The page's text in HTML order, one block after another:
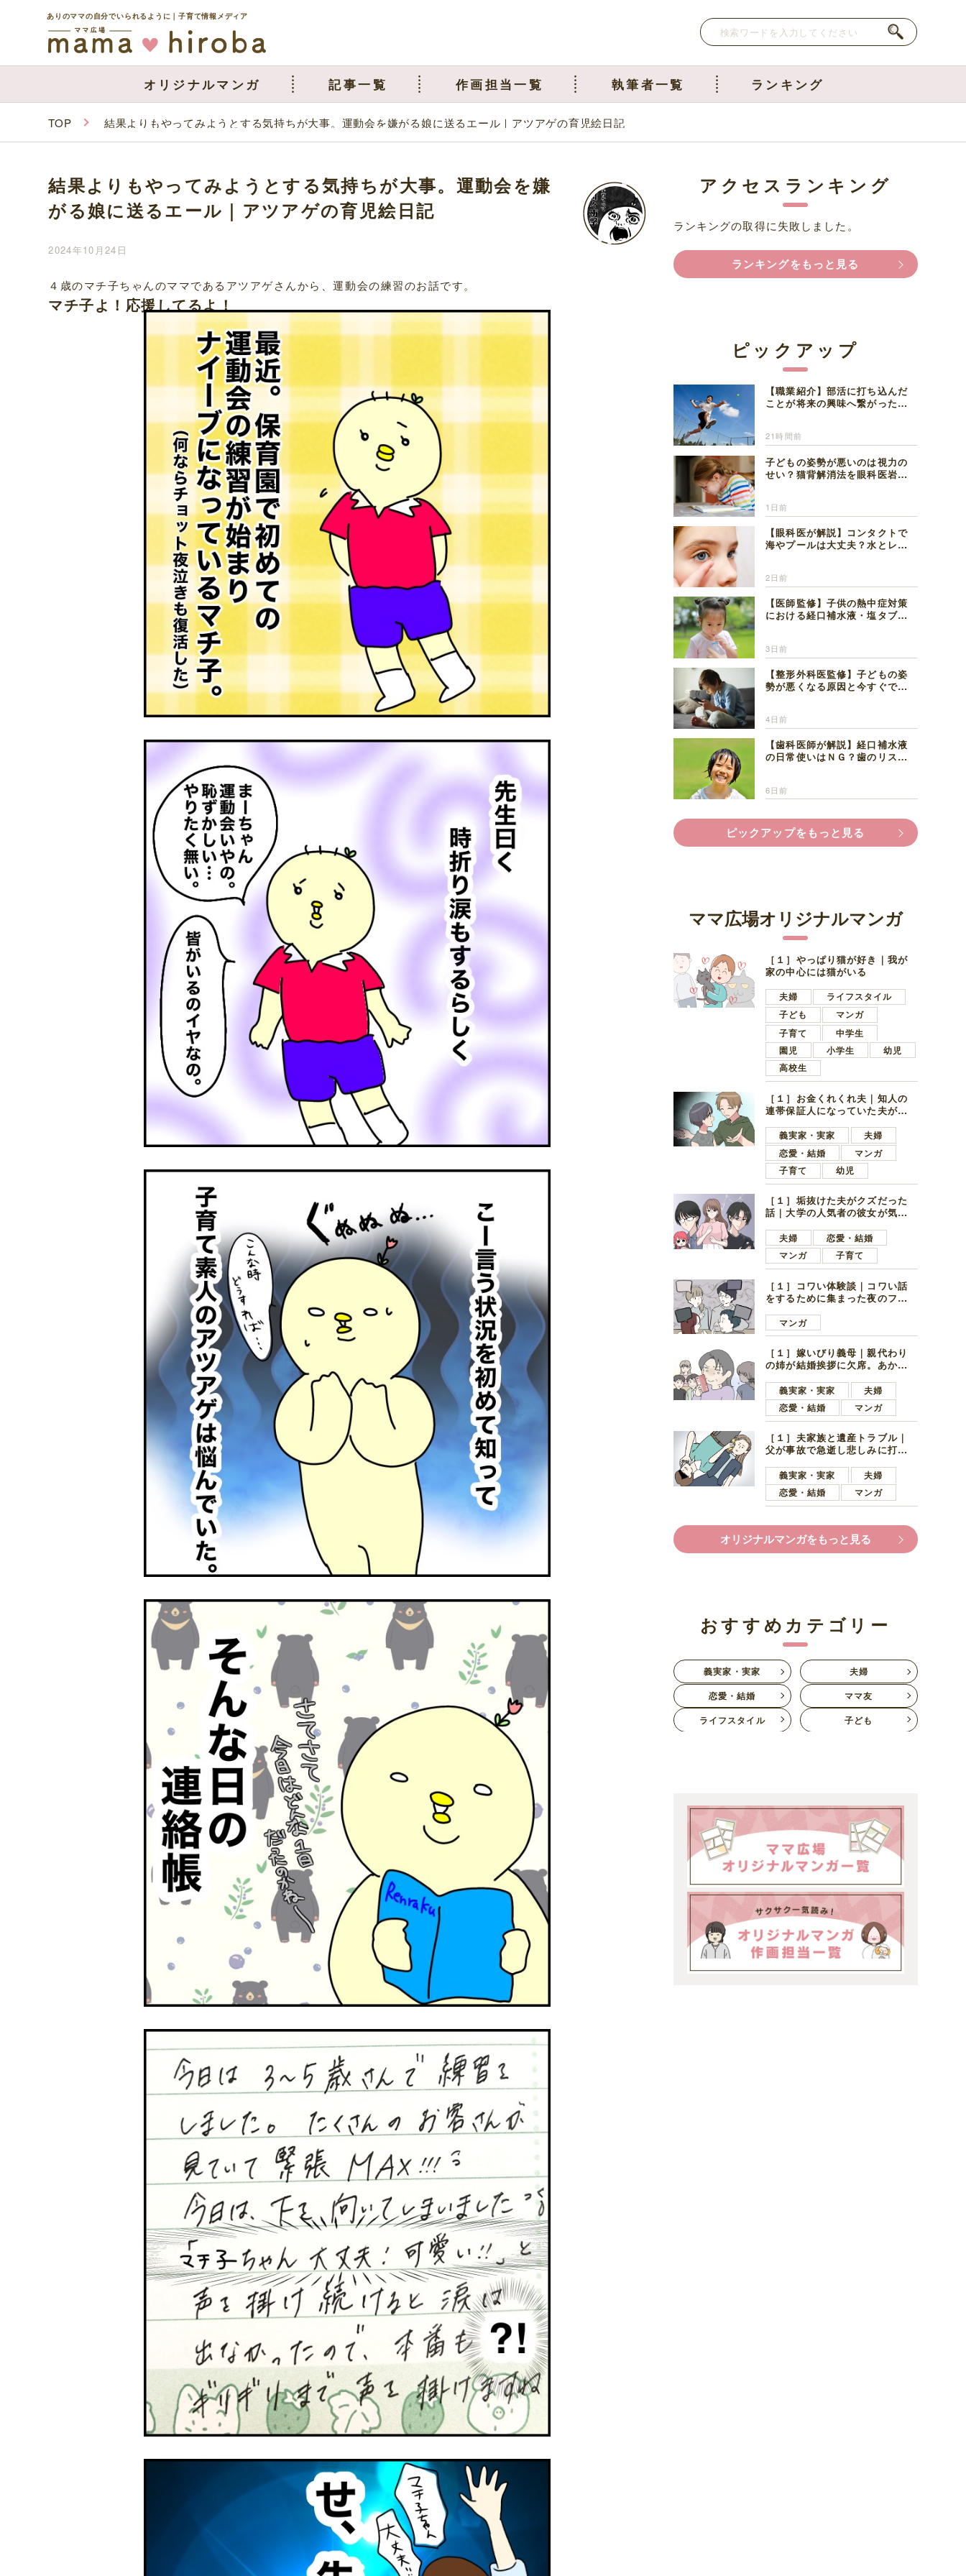
ありのママの自分でいられるように｜子育て情報メディア
オリジナルマンガ 記事一覧 作画担当一覧 執筆者一覧 ランキング
TOP 結果よりもやってみようとする気持ちが大事。運動会を嫌がる娘に送るエール｜アツアゲの育児絵日記
結果よりもやってみようとする気持ちが大事。運動会を嫌
がる娘に送るエール｜アツアゲの育児絵日記
2024年10月24日
４歳のマチ子ちゃんのママであるアツアゲさんから、運動会の練習のお話です。
マチ子よ！応援してるよ！
アクセスランキング
ランキングの取得に失敗しました。
ランキングをもっと見る
ピックアップ
【職業紹介】部活に打ち込んだ
ことが将来の興味へ繋がった。
21時間前
子どもの姿勢が悪いのは視力の
せい？猫背解消法を眼科医岩見
1日前
【眼科医が解説】コンタクトで
海やプールは大丈夫？水とレン
2日前
【医師監修】子供の熱中症対策
における経口補水液・塩タブレ
3日前
【整形外科医監修】子どもの姿
勢が悪くなる原因と今すぐでき
4日前
【歯科医師が解説】経口補水液
の日常使いはＮＧ？歯のリスク
6日前
ピックアップをもっと見る
ママ広場オリジナルマンガ
［１］やっぱり猫が好き｜我が
家の中心には猫がいる
夫婦
ライフスタイル
子ども
マンガ
子育て
中学生
園児
小学生
幼児
高校生
［１］お金くれくれ夫｜知人の
連帯保証人になっていた夫が家
言ってきた
義実家・実家
夫婦
恋愛・結婚
マンガ
子育て
幼児
［１］垢抜けた夫がクズだった
話｜大学の人気者の彼女が気に
子学生
夫婦
恋愛・結婚
マンガ
子育て
［１］コワい体験談｜コワい話
をするために集まった夜のファ
好きの男の子ママ
マンガ
［１］嫁いびり義母｜親代わり
の姉が結婚挨拶に欠席。あから
義実家・実家
夫婦
恋愛・結婚
マンガ
［１］夫家族と遺産トラブル｜
父が事故で急逝し悲しみに打ち
ます夫
義実家・実家
夫婦
恋愛・結婚
マンガ
オリジナルマンガをもっと見る
おすすめカテゴリー
義実家・実家
夫婦
恋愛・結婚
ママ友
ライフスタイル
子ども